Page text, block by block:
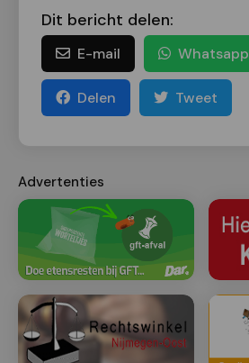
Dit bericht delen:
E-mail Whatsapp
Delen Tweet
Advertenties